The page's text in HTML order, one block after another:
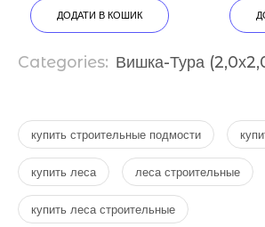
ДОДАТИ В КОШИК
Categories: Вишка-Тура
купить строительные подмости
купить леса леса строительные
купить леса строительные